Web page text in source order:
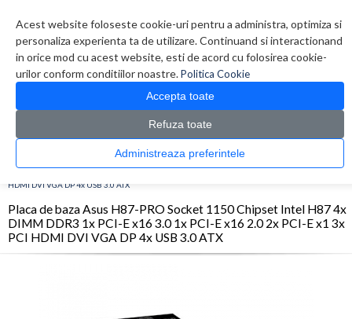
Acest website foloseste cookie-uri pentru a administra, optimiza si
personaliza experienta ta de utilizare. Continuand si interactionand
in orice mod cu acest website, esti de acord cu folosirea cookie-
urilor conform conditiilor noastre.Politica Cookie
Accepta toate
Refuza toate
Administreaza preferintele
0 produs(e)
CATALOG PRODUSE
Componente PC > Placi de baza > Placa de baza Asus H87-PRO Socket
HDMI DVI VGA DP 4x USB 3.0 ATX
Placa de baza Asus H87-PRO Socket 1150 Chipset Intel H87 4x
DIMM DDR3 1x PCI-E x16 3.0 1x PCI-E x16 2.0 2x PCI-E x1 3x
PCI HDMI DVI VGA DP 4x USB 3.0 ATX